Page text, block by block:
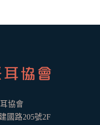
協會
國路205號2F